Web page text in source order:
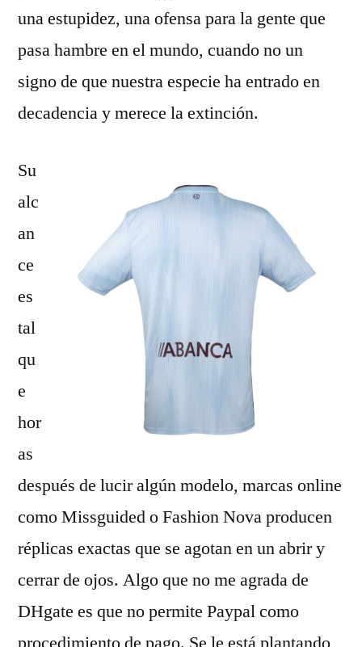
una estupidez, una ofensa para la gente que
pasa hambre en el mundo, cuando no un
signo de que nuestra especie ha entrado en
decadencia y merece la extinción.
Su
alc
an
ce
es
tal
qu
e
hor
as
después de lucir algún modelo, marcas online
como Missguided o Fashion Nova producen
réplicas exactas que se agotan en un abrir y
cerrar de ojos. Algo que no me agrada de
DHgate es que no permite Paypal como